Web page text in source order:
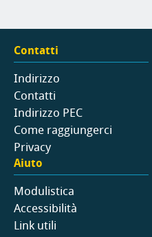
Contatti
Indirizzo
Contatti
Indirizzo PEC
Come raggiungerci
Privacy
Aiuto
Modulistica
Accessibilità
Link utili